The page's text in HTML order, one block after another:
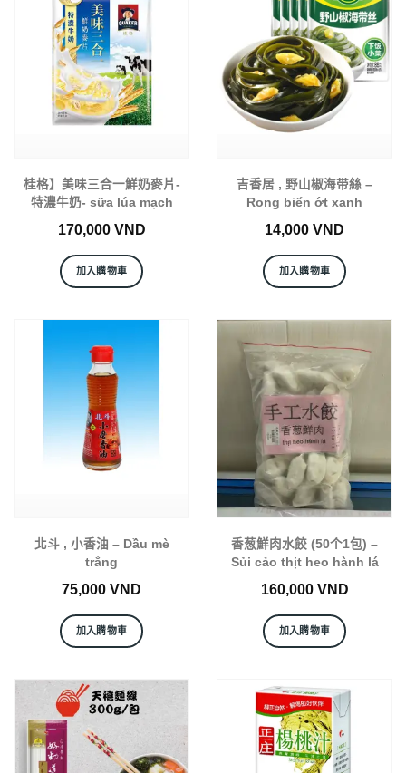
桂格】美味三合一鮮奶麥片-
特濃牛奶- sữa lúa mạch
170,000 VND
加入購物車
吉香居 , 野山椒海带絲 –
Rong biển ớt xanh
14,000 VND
加入購物車
北斗 , 小香油 – Dầu mè
trắng
75,000 VND
加入購物車
香葱鮮肉水餃 (50个1包) –
Sủi cảo thịt heo hành lá
160,000 VND
加入購物車